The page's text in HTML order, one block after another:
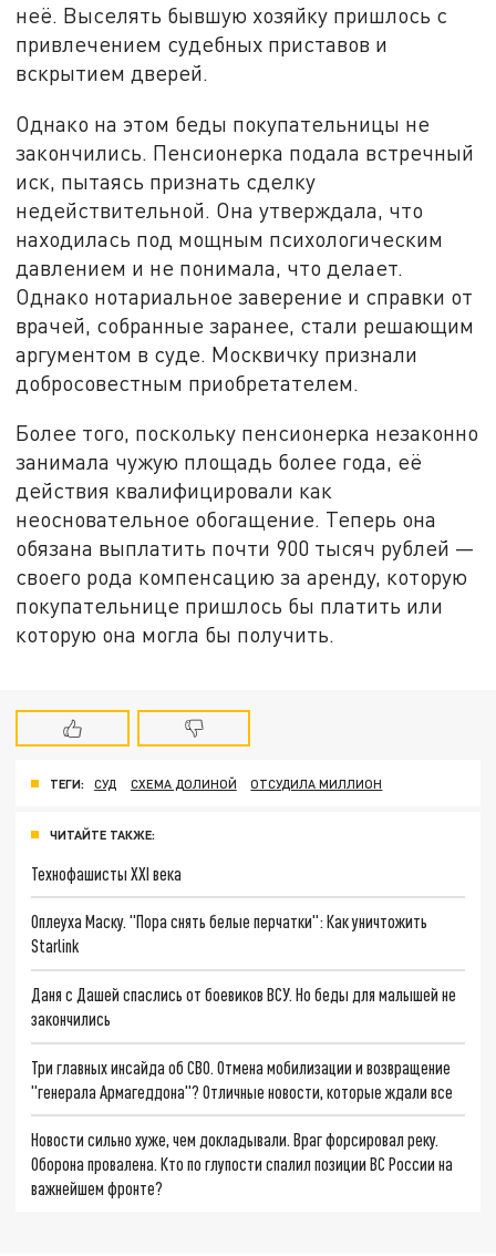
неё. Выселять бывшую хозяйку пришлось с
привлечением судебных приставов и
вскрытием дверей.
Однако на этом беды покупательницы не
закончились. Пенсионерка подала встречный
иск, пытаясь признать сделку
недействительной. Она утверждала, что
находилась под мощным психологическим
давлением и не понимала, что делает.
Однако нотариальное заверение и справки от
врачей, собранные заранее, стали решающим
аргументом в суде. Москвичку признали
добросовестным приобретателем.
Более того, поскольку пенсионерка незаконно
занимала чужую площадь более года, её
действия квалифицировали как
неосновательное обогащение. Теперь она
обязана выплатить почти 900 тысяч рублей —
своего рода компенсацию за аренду, которую
покупательнице пришлось бы платить или
которую она могла бы получить.
ТЕГИ: СУД СХЕМА ДОЛИНОЙ ОТСУДИЛА МИЛЛИОН
ЧИТАЙТЕ ТАКЖЕ:
Технофашисты XXI века
Оплеуха Маску. "Пора снять белые перчатки": Как уничтожить
Starlink
Даня с Дашей спаслись от боевиков ВСУ. Но беды для малышей не
закончились
Три главных инсайда об СВО. Отмена мобилизации и возвращение
"генерала Армагеддона"? Отличные новости, которые ждали все
Новости сильно хуже, чем докладывали. Враг форсировал реку.
Оборона провалена. Кто по глупости спалил позиции ВС России на
важнейшем фронте?